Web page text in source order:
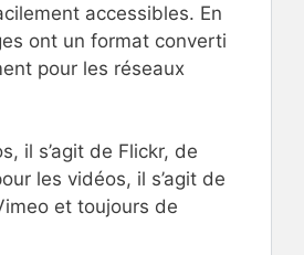
accessibles. En
ont un format converti
pour les réseaux
il s’agit de Flickr, de
les vidéos, il s’agit de
et toujours de